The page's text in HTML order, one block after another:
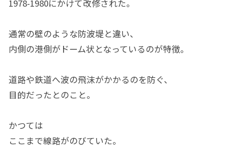
1978-1980にかけて改修された。
通常の壁のような防波堤と違い、
内側の港側がドーム状となっているのが特徴。
道路や鉄道へ波の飛沫がかかるのを防ぐ、
目的だったとのこと。
かつては
ここまで線路がのびていた。